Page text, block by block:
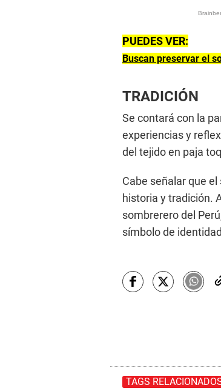
PUEDES VER:
Buscan preservar el
TRADICIÓN
Se contará con la
experiencias y
del tejido en paja
Cabe señalar que
historia y tradición.
sombrerero del
símbolo de
TAGS